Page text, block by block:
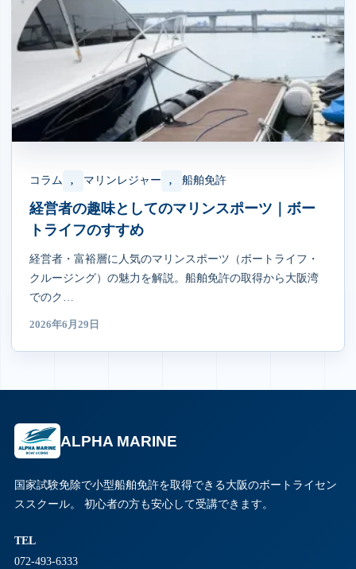
コラム , マリンレジャー , 船舶免許
経営者の趣味としてのマリンスポーツ｜ボー
トライフのすすめ
経営者・富裕層に人気のマリンスポーツ（ボートライフ・
クルージング）の魅力を解説。船舶免許の取得から大阪湾
でのク…
2026年6月29日
ALPHA MARINE
国家試験免除で小型船舶免許を取得できる大阪のボートライセン
ススクール。 初心者の方も安心して受講できます。
TEL
072-493-6333